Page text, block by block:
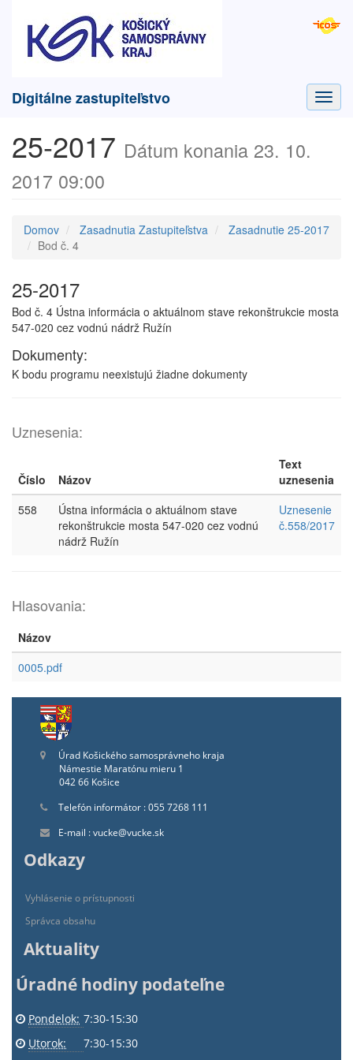
Digitálne zastupiteľstvo
25-2017 Dátum konania 23. 10.
2017 09:00
Domov Zasadnutia Zastupiteľstva
Zasadnutie 25-2017
Bod č. 4
25-2017
Bod č. 4 Ústna informácia o aktuálnom stave rekonštrukcie mosta
547-020 cez vodnú nádrž Ružín
Dokumenty:
K bodu programu neexistujú žiadne dokumenty
Uznesenia:
Číslo Názov
Text
uznesenia
558
Ústna informácia o aktuálnom stave
rekonštrukcie mosta 547-020 cez vodnú
nádrž Ružín
Uznesenie
č.558/2017
Hlasovania:
Názov
0005.pdf
Úrad Košického samosprávneho kraja
Námestie Maratónu mieru 1
042 66 Košice
Telefón informátor : 055 7268 111
E-mail : vucke@vucke.sk
Odkazy
Vyhlásenie o prístupnosti
Správca obsahu
Aktuality
Úradné hodiny podateľne
Pondelok: 7:30-15:30
Utorok:
7:30-15:30